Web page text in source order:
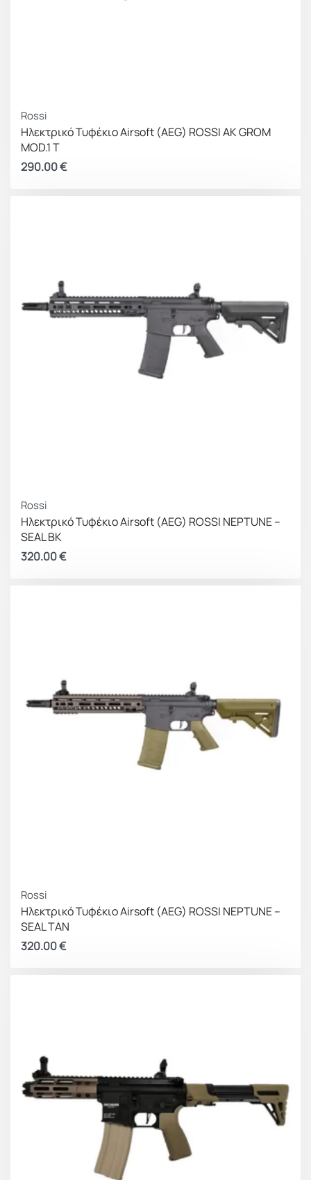
Rossi
Ηλεκτρικό Τυφέκιο Airsoft (AEG) ROSSI AK GROM
MOD.1 T
290.00€
Rossi
Ηλεκτρικό Τυφέκιο Airsoft (AEG) ROSSI NEPTUNE –
SEAL BK
320.00€
Rossi
Ηλεκτρικό Τυφέκιο Airsoft (AEG) ROSSI NEPTUNE –
SEAL TAN
320.00€